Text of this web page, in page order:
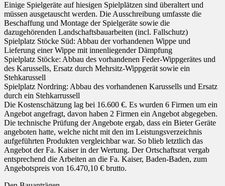
Einige Spielgeräte auf hiesigen Spielplätzen sind überaltert und
müssen ausgetauscht werden. Die Ausschreibung umfasste die
Beschaffung und Montage der Spielgeräte sowie die
dazugehörenden Landschaftsbauarbeiten (incl. Fallschutz)
Spielplatz Stöcke Süd: Abbau der vorhandenen Wippe und
Lieferung einer Wippe mit innenliegender Dämpfung
Spielplatz Stöcke: Abbau des vorhandenen Feder-Wippgerätes und
des Karussells, Ersatz durch Mehrsitz-Wippgerät sowie ein
Stehkarussell
Spielplatz Nordring: Abbau des vorhandenen Karussells und Ersatz
durch ein Stehkarrussell
Die Kostenschätzung lag bei 16.600 €. Es wurden 6 Firmen um ein
Angebot angefragt, davon haben 2 Firmen ein Angebot abgegeben.
Die technische Prüfung der Angebote ergab, dass ein Bieter Geräte
angeboten hatte, welche nicht mit den im Leistungsverzeichnis
aufgeführten Produkten vergleichbar war. So blieb letztlich das
Angebot der Fa. Kaiser in der Wertung. Der Ortschaftsrat vergab
entsprechend die Arbeiten an die Fa. Kaiser, Baden-Baden, zum
Angebotspreis von 16.470,10 € brutto.